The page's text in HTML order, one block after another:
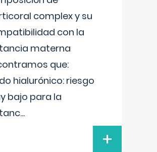
complex y su
con la
materna
que:
hialurónico: riesgo
bajo para la
...
+